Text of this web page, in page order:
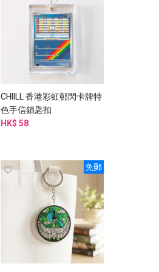
CHIILL 香港彩虹邨閃卡牌特
色手信鎖匙扣
HK$ 58
免郵